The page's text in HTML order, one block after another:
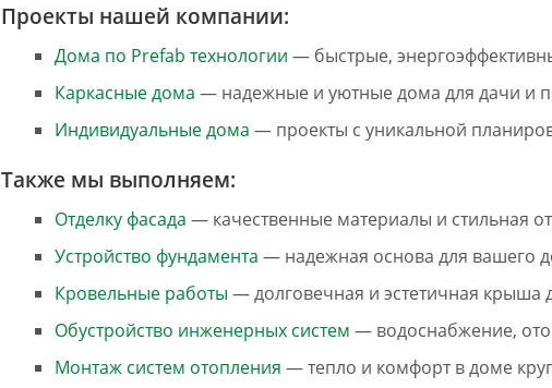
Проекты нашей компании:
Дома по Prefab технологии — быстрые,
Каркасные дома — надежные и уютные дома для дачи и
Индивидуальные дома — проекты с уникальной
Также мы выполняем:
Отделку фасада — качественные материалы и стильная
Устройство фундамента — надежная основа для вашего
Кровельные работы — долговечная и эстетичная крыша
Обустройство инженерных систем — водоснабжение,
Монтаж систем отопления — тепло и комфорт в доме